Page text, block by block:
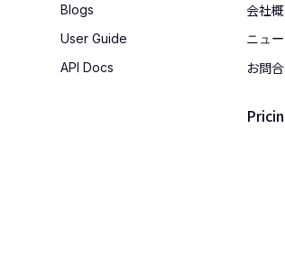
Blogs
User Guide
API Docs
会社
ニュ
お問